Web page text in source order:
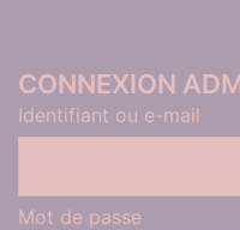
CONNEXION
Identifiant ou e-mail
Mot de passe